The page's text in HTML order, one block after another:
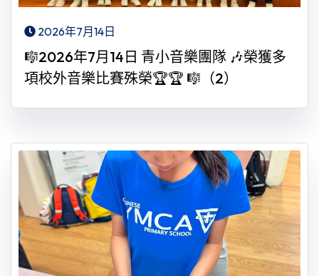
2026年7月14日
🎼2026年7月14日 青小音樂團隊 🎶榮獲多
項校外音樂比賽殊榮🏆🏆 🎼（2）